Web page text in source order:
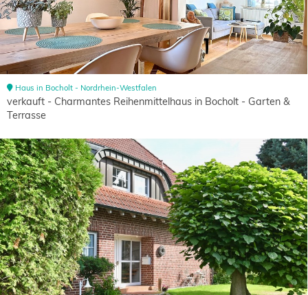
Haus in Bocholt - Nordrhein-Westfalen
verkauft - Charmantes Reihenmittelhaus in Bocholt - Garten &
Terrasse